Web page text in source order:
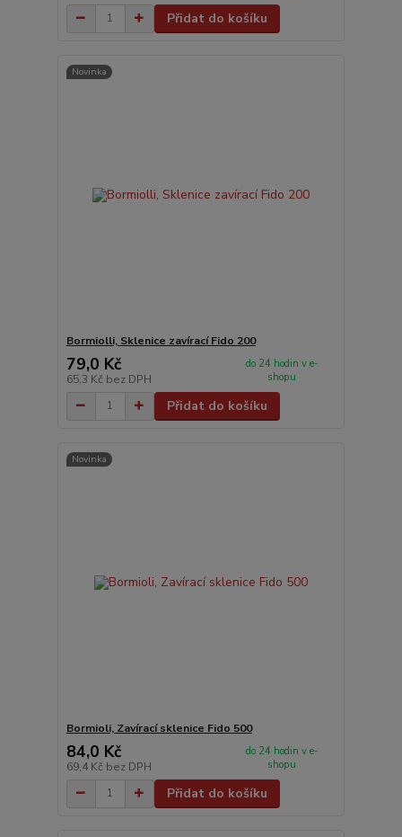
Přidat do košíku
Novinka
Bormiolli, Sklenice zavírací Fido 200
79,0 Kč
65,3 Kč bez DPH
do 24 hodin v e-
shopu
Přidat do košíku
Novinka
Bormioli, Zavírací sklenice Fido 500
84,0 Kč
69,4 Kč bez DPH
do 24 hodin v e-
shopu
Přidat do košíku